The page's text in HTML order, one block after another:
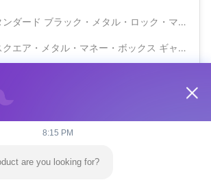
ック・メタル・ロック・マネー・ボックス カジノ・クラブ・ポーカーゲーム
ル・マネー・ボックス ギャンブル・ポーカー・テーブル 鍵の付いたカスタム製
ジノ ミニ 金属鉄の現金貯蔵庫 品質の良い 安全現金持ち
8:15 PM
are you looking for?